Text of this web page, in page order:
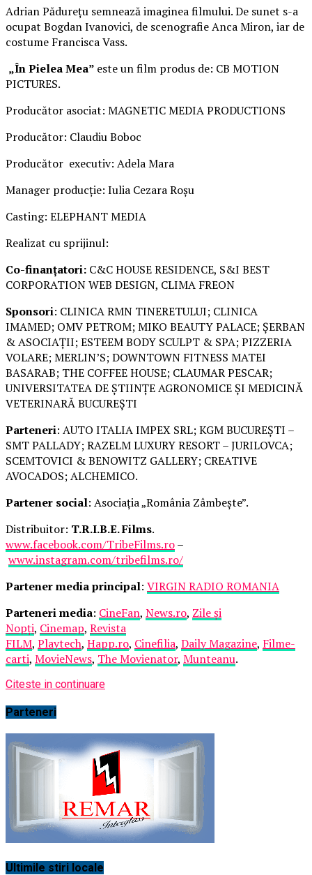
Adrian Pădurețu semnează imaginea filmului. De sunet s-a
ocupat Bogdan Ivanovici, de scenografie Anca Miron, iar de
costume Francisca Vass.
„În Pielea Mea” este un film produs de: CB MOTION
PICTURES.
Producător asociat: MAGNETIC MEDIA PRODUCTIONS
Producător: Claudiu Boboc
Producător executiv: Adela Mara
Manager producție: Iulia Cezara Roșu
Casting: ELEPHANT MEDIA
Realizat cu sprijinul:
Co-finanțatori: C&C HOUSE RESIDENCE, S&I BEST
CORPORATION WEB DESIGN, CLIMA FREON
Sponsori: CLINICA RMN TINERETULUI; CLINICA
IMAMED; OMV PETROM; MIKO BEAUTY PALACE; ȘERBAN
& ASOCIAȚII; ESTEEM BODY SCULPT & SPA; PIZZERIA
VOLARE; MERLIN’S; DOWNTOWN FITNESS MATEI
BASARAB; THE COFFEE HOUSE; CLAUMAR PESCAR;
UNIVERSITATEA DE ȘTIINȚE AGRONOMICE ȘI MEDICINĂ
VETERINARĂ BUCUREȘTI
Parteneri: AUTO ITALIA IMPEX SRL; KGM BUCUREȘTI –
SMT PALLADY; RAZELM LUXURY RESORT – JURILOVCA;
SCEMTOVICI & BENOWITZ GALLERY; CREATIVE
AVOCADOS; ALCHEMICO.
Partener social: Asociația „România Zâmbește”.
Distribuitor: T.R.I.B.E. Films.
www.facebook.com/TribeFilms.ro–
www.instagram.com/tribefilms.ro/
Partener media principal: VIRGIN RADIO ROMANIA
Parteneri media: CineFan, News.ro, Zile și
Nopți, Cinemap, Revista
FILM, Playtech, Happ.ro, Cinefilia, Daily Magazine, Filme-
carti, MovieNews, The Movienator, Munteanu.
Citeste in continuare
Parteneri
Ultimile stiri locale